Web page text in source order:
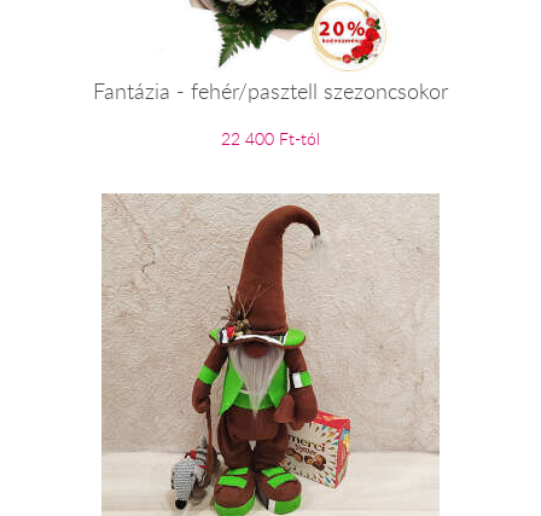
Fantázia - fehér/pasztell szezoncsokor
22 400 Ft-tól